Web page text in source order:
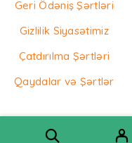
Geri Ödəniş Şərtləri
Gizlilik Siyasətimiz
Çatdırılma Şərtləri
Qaydalar və Şərtlər